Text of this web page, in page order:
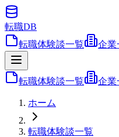
転職DB
転職体験談一覧
企業
転職体験談一覧 企業
ホーム
転職体験談一覧